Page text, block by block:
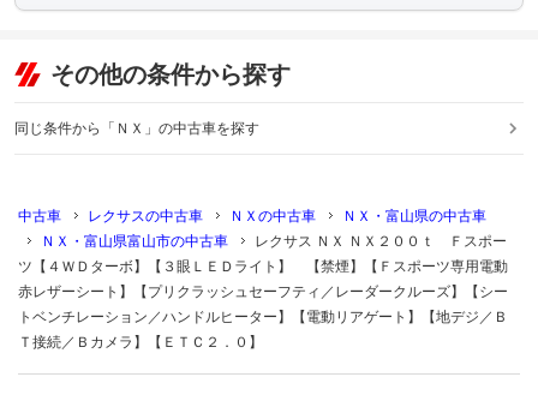
その他の条件から探す
同じ条件から「ＮＸ」の中古車を探す
中古車 レクサスの中古車 ＮＸの中古車
ＮＸ・富山県の中古車
ＮＸ・富山県富山市の中古車
レクサス ＮＸ ＮＸ２００ｔ Ｆスポー
ツ【４ＷＤターボ】【３眼ＬＥＤライト】 【禁煙】【Ｆスポーツ専用電動
赤レザーシート】【プリクラッシュセーフティ／レーダークルーズ】【シー
トベンチレーション／ハンドルヒーター】【電動リアゲート】【地デジ／Ｂ
Ｔ接続／Ｂカメラ】【ＥＴＣ２．０】